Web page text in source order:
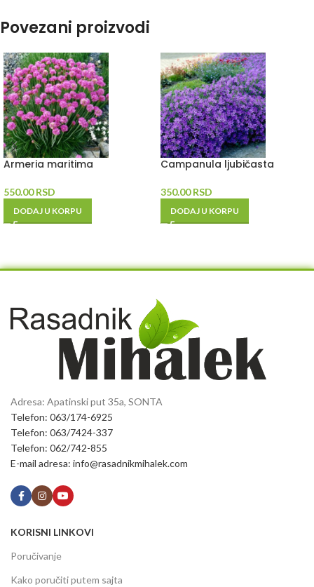
Povezani proizvodi
Armeria maritima
550.00RSD
DODAJ U KORPU
Campanula ljubičasta
350.00RSD
DODAJ U KORPU
Adresa: Apatinski put 35a, SONTA
Telefon: 063/174-6925
Telefon: 063/7424-337
Telefon: 062/742-855
E-mail adresa: info@rasadnikmihalek.com
KORISNI LINKOVI
Poručivanje
Kako poručiti putem sajta